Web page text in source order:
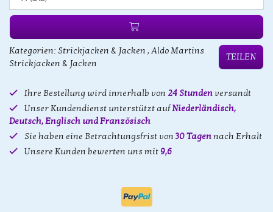
Kategorien: Strickjacken & Jacken , Aldo Martins
Strickjacken & Jacken
TEILEN
Ihre Bestellung wird innerhalb von 24 Stunden versandt
Unser Kundendienst unterstützt aufNiederländisch,
Deutsch, Englisch und Französisch
Sie haben eine Betrachtungsfrist von30 Tagennach Erhalt
Unsere Kunden bewerten uns mit 9,6